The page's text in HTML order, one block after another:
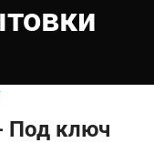
Под ключ